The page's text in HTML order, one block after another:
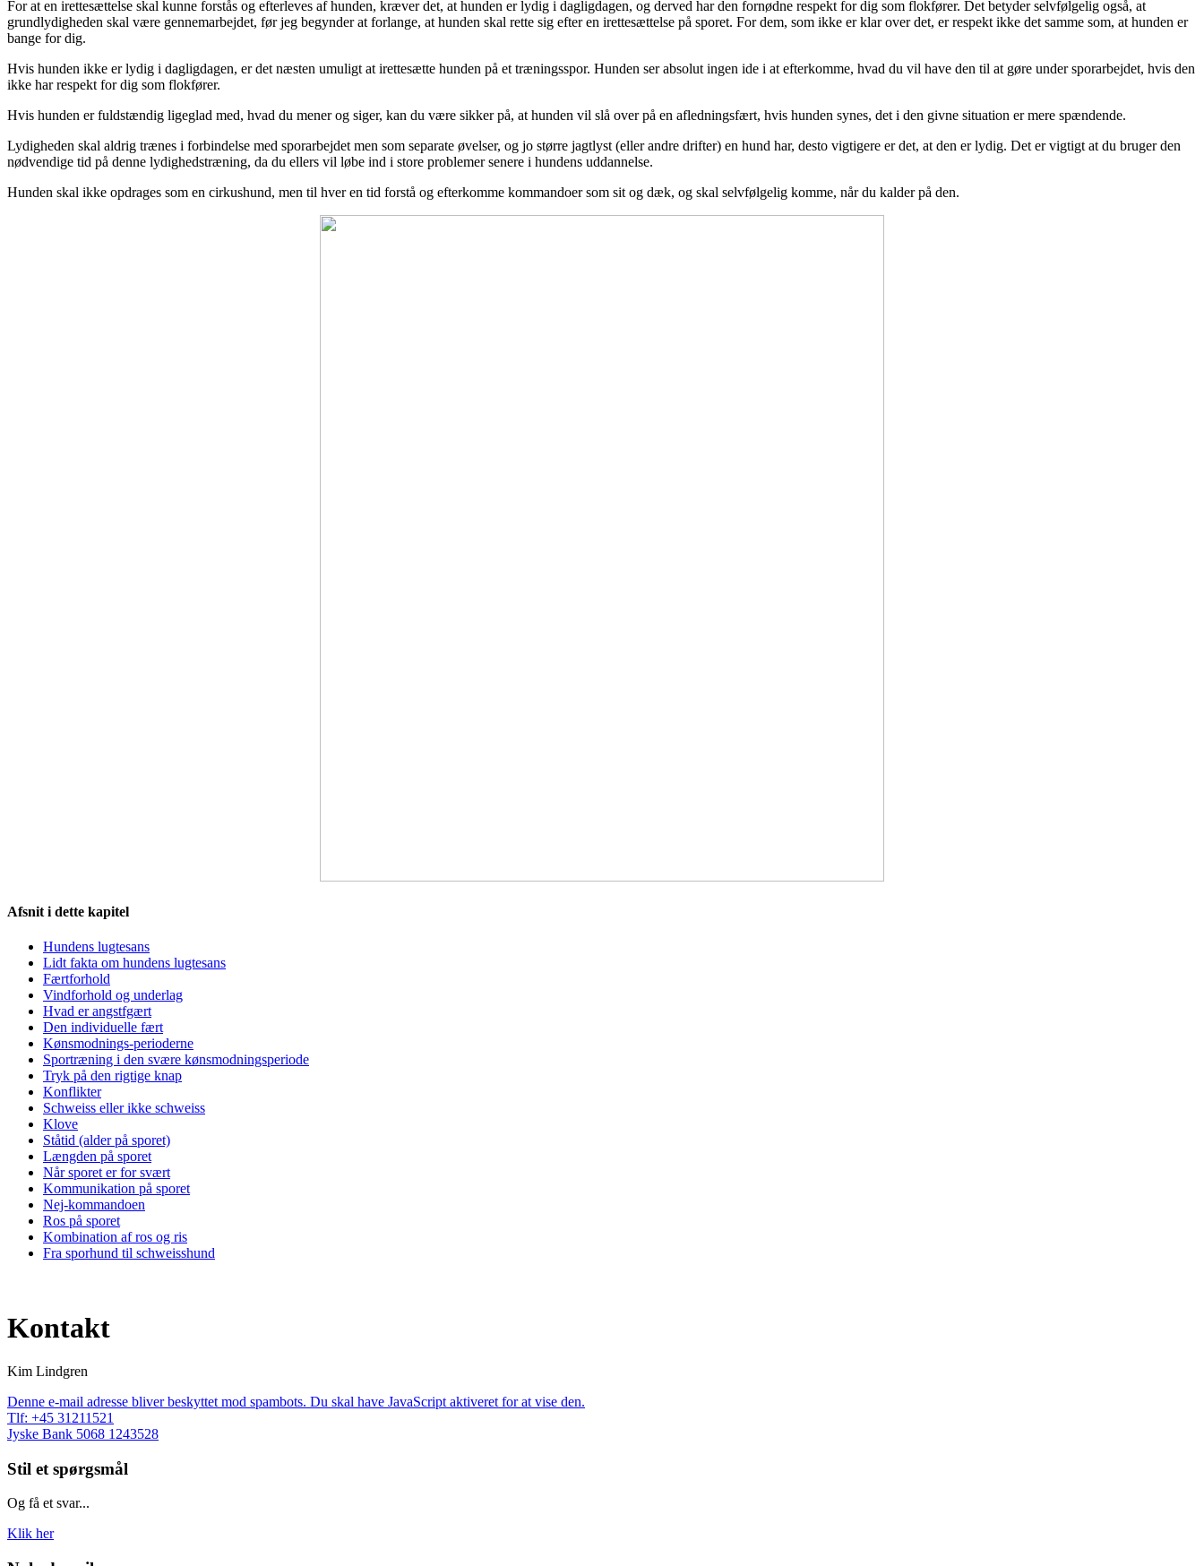
For at en irettesættelse skal kunne forstås og efterleves af hunden, kræver det, at hunden er lydig i dagligdagen, og derved har den fornødne respekt for dig som flokfører. Det betyder selvfølgelig også, at
grundlydigheden skal være gennemarbejdet, før jeg begynder at forlange, at hunden skal rette sig efter en irettesættelse på sporet. For dem, som ikke er klar over det, er respekt ikke det samme som, at hunden er
bange for dig.
Hvis hunden ikke er lydig i dagligdagen, er det næsten umuligt at irettesætte hunden på et træningsspor. Hunden ser absolut ingen ide i at efterkomme, hvad du vil have den til at gøre under sporarbejdet, hvis den
ikke har respekt for dig som flokfører.
Hvis hunden er fuldstændig ligeglad med, hvad du mener og siger, kan du være sikker på, at hunden vil slå over på en afledningsfært, hvis hunden synes, det i den givne situation er mere spændende.
Lydigheden skal aldrig trænes i forbindelse med sporarbejdet men som separate øvelser, og jo større jagtlyst (eller andre drifter) en hund har, desto vigtigere er det, at den er lydig. Det er vigtigt at du bruger den
nødvendige tid på denne lydighedstræning, da du ellers vil løbe ind i store problemer senere i hundens uddannelse.
Hunden skal ikke opdrages som en cirkushund, men til hver en tid forstå og efterkomme kommandoer som sit og dæk, og skal selvfølgelig komme, når du kalder på den.
Afsnit i dette kapitel
Hundens lugtesans
Lidt fakta om hundens lugtesans
Færtforhold
Vindforhold og underlag
Hvad er angstfgært
Den individuelle fært
Kønsmodnings-perioderne
Sportræning i den svære kønsmodningsperiode
Tryk på den rigtige knap
Konflikter
Schweiss eller ikke schweiss
Klove
Ståtid (alder på sporet)
Længden på sporet
Når sporet er for svært
Kommunikation på sporet
Nej-kommandoen
Ros på sporet
Kombination af ros og ris
Fra sporhund til schweisshund
Kontakt
Kim Lindgren
Denne e-mail adresse bliver beskyttet mod spambots. Du skal have JavaScript aktiveret for at vise den.
Tlf: +45 31211521
Jyske Bank 5068 1243528
Stil et spørgsmål
Og få et svar...
Klik her